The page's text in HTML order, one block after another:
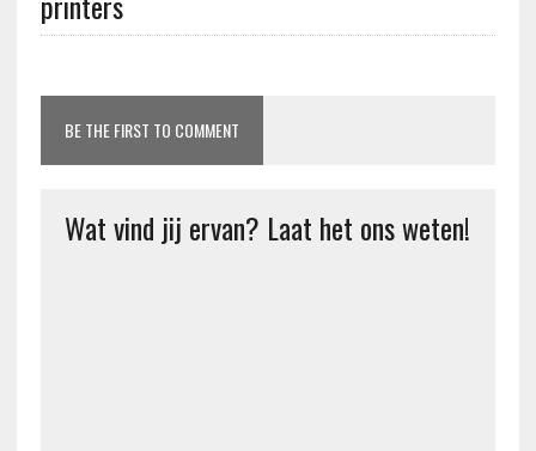
BE THE FIRST TO COMMENT
Wat vind jij ervan? Laat het ons weten!